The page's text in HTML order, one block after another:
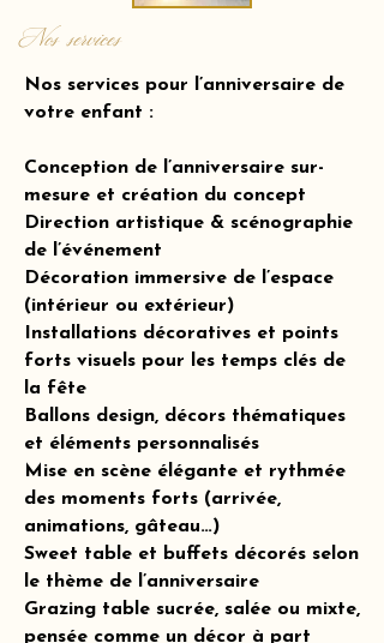
Nos services
Nos services pour l’anniversaire de
votre enfant :
Conception de l’anniversaire sur-
mesure et création du concept
Direction artistique & scénographie
de l’événement
Décoration immersive de l’espace
(intérieur ou extérieur)
Installations décoratives et points
forts visuels pour les temps clés de
la fête
Ballons design, décors thématiques
et éléments personnalisés
Mise en scène élégante et rythmée
des moments forts (arrivée,
animations, gâteau…)
Sweet table et buffets décorés selon
le thème de l’anniversaire
Grazing table sucrée, salée ou mixte,
pensée comme un décor à part